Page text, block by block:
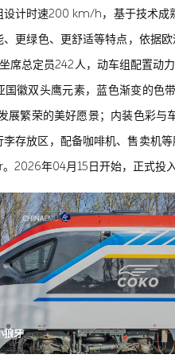
设计时速200 km/h，基于技术成
更绿色、更舒适等特点，依据
席总定员242人，动车组配置动
徽双头鹰元素，蓝色渐变的色
展繁荣的美好愿景；内装色彩
存放区，配备咖啡机、售卖机
。2026年04月15日开始，正式投
狼牙